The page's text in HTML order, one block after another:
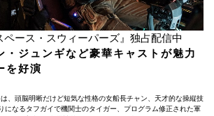
ース・スウィーパーズ』独占配信中
・ジュンギなど豪華キャストが魅力
を好演
、頭脳明晰だけど短気な性格の女船長チャン、天才的な操縦技
になるタフガイで機関士のタイガー、プログラム修正された軍